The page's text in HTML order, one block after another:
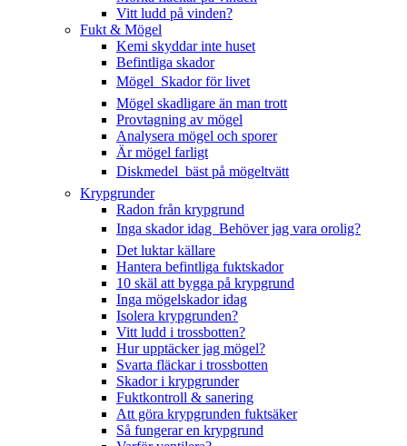
Vitt ludd på vinden?
Fukt & Mögel
Kemi skyddar inte huset
Befintliga skador
Mögel  Skador för livet
Mögel skadligare än man trott
Provtagning av mögel
Analysera mögel och sporer
Är mögel farligt
Diskmedel  bäst på mögeltvätt
Krypgrunder
Radon från krypgrund
Inga skador idag  Behöver jag vara orolig?
Det luktar källare
Hantera befintliga fuktskador
10 skäl att bygga på krypgrund
Inga mögelskador idag
Isolera krypgrunden?
Vitt ludd i trossbotten?
Hur upptäcker jag mögel?
Svarta fläckar i trossbotten
Skador i krypgrunder
Fuktkontroll & sanering
Att göra krypgrunden fuktsäker
Så fungerar en krypgrund